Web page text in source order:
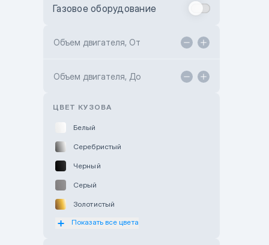
Toyota Kokshetau
Hyundai ShymCity
Газовое оборудование
Объем двигателя, От
Объем двигателя, До
ЦВЕТ КУЗОВА
Белый
Серебристый
Черный
Серый
Золотистый
Оранжевый
Показать все цвета